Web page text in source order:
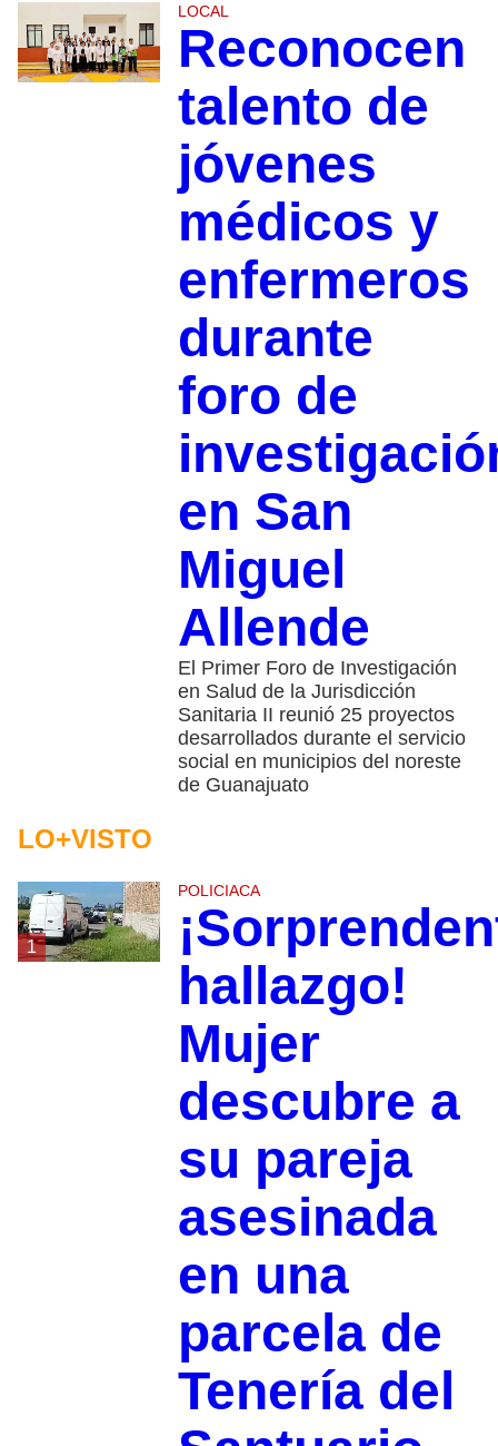
LOCAL
Reconocen
talento de
jóvenes
médicos y
enfermeros
durante
foro de
en San
Miguel
Allende
El Primer Foro de Investigación
en Salud de la Jurisdicción
Sanitaria II reunió 25 proyectos
desarrollados durante el servicio
social en municipios del noreste
de Guanajuato
LO+VISTO
1
POLICIACA
hallazgo!
Mujer
descubre a
su pareja
asesinada
en una
parcela de
Tenería del